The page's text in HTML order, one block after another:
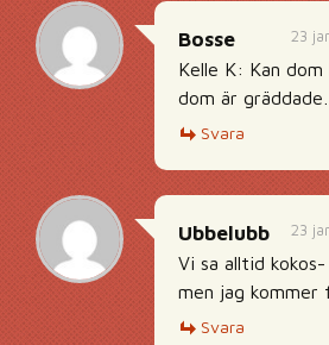
23
Bosse
Kelle K: Kan
dom är
Svara
23
Ubbelubb
Vi sa alltid
men jag kommer
Svara